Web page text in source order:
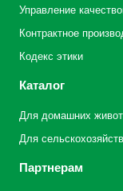
Управление
Контрактное
Кодекс этики
Каталог
Для домашних
Для
Партнерам